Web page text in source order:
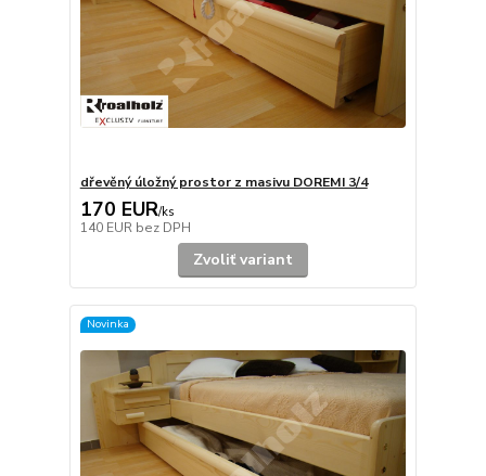
dřevěný úložný prostor z masivu DOREMI 3/4
170 EUR/ks
140 EUR bez DPH
Zvoliť variant
Novinka